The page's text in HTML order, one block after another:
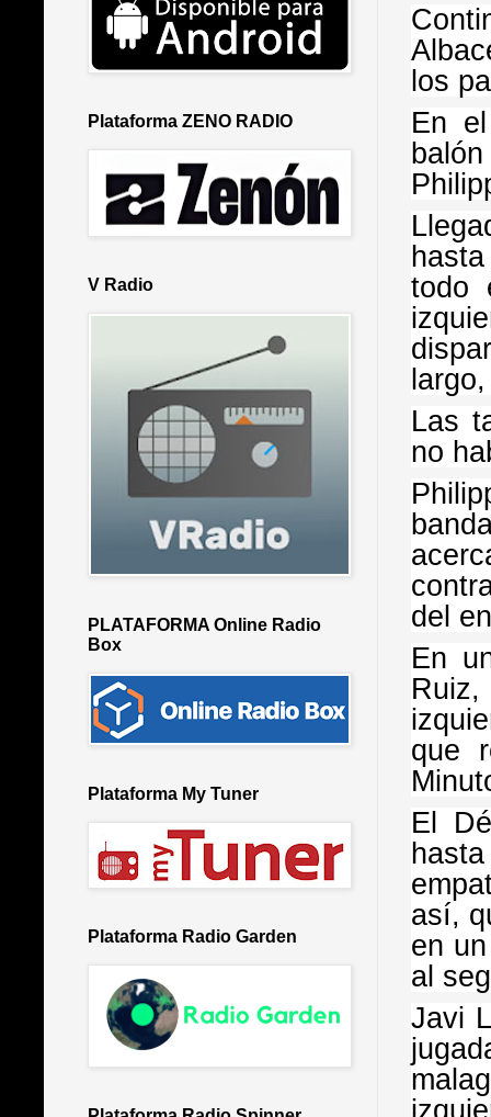
los
En
todo
Las
no
del
En
que
El
así,
en
al
Javi
Plataforma ZENO RADIO
V Radio
PLATAFORMA Online Radio
Box
Plataforma My Tuner
Plataforma Radio Garden